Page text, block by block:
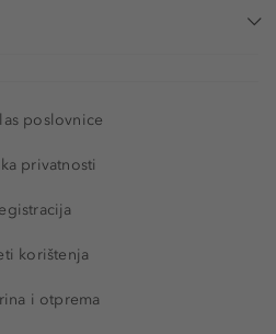
poslovnice
privatnosti
korištenja
i otprema